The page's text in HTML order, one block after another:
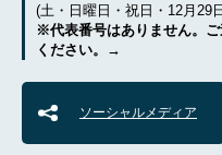
(土・日曜日・祝日・12月29
※代表番号はありません。
ください。→
ソーシャルメディア